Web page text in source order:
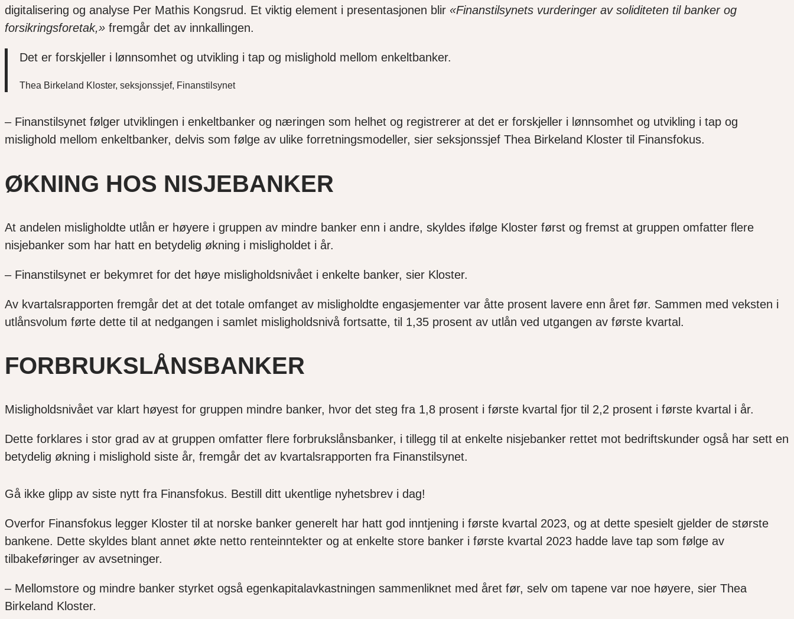
digitalisering og analyse Per Mathis Kongsrud. Et viktig element i presentasjonen blir «Finanstilsynets vurderinger av soliditeten til banker og
forsikringsforetak,» fremgår det av innkallingen.
Det er forskjeller i lønnsomhet og utvikling i tap og mislighold mellom enkeltbanker.
Thea Birkeland Kloster, seksjonssjef, Finanstilsynet
– Finanstilsynet følger utviklingen i enkeltbanker og næringen som helhet og registrerer at det er forskjeller i lønnsomhet og utvikling i tap og
mislighold mellom enkeltbanker, delvis som følge av ulike forretningsmodeller, sier seksjonssjef Thea Birkeland Kloster til Finansfokus.
ØKNING HOS NISJEBANKER
At andelen misligholdte utlån er høyere i gruppen av mindre banker enn i andre, skyldes ifølge Kloster først og fremst at gruppen omfatter flere
nisjebanker som har hatt en betydelig økning i misligholdet i år.
– Finanstilsynet er bekymret for det høye misligholdsnivået i enkelte banker, sier Kloster.
Av kvartalsrapporten fremgår det at det totale omfanget av misligholdte engasjementer var åtte prosent lavere enn året før. Sammen med veksten i
utlånsvolum førte dette til at nedgangen i samlet misligholdsnivå fortsatte, til 1,35 prosent av utlån ved utgangen av første kvartal.
FORBRUKSLÅNSBANKER
Misligholdsnivået var klart høyest for gruppen mindre banker, hvor det steg fra 1,8 prosent i første kvartal fjor til 2,2 prosent i første kvartal i år.
Dette forklares i stor grad av at gruppen omfatter flere forbrukslånsbanker, i tillegg til at enkelte nisjebanker rettet mot bedriftskunder også har sett en
betydelig økning i mislighold siste år, fremgår det av kvartalsrapporten fra Finanstilsynet.
Gå ikke glipp av siste nytt fra Finansfokus. Bestill ditt ukentlige nyhetsbrev i dag!
Overfor Finansfokus legger Kloster til at norske banker generelt har hatt god inntjening i første kvartal 2023, og at dette spesielt gjelder de største
bankene. Dette skyldes blant annet økte netto renteinntekter og at enkelte store banker i første kvartal 2023 hadde lave tap som følge av
tilbakeføringer av avsetninger.
– Mellomstore og mindre banker styrket også egenkapitalavkastningen sammenliknet med året før, selv om tapene var noe høyere, sier Thea
Birkeland Kloster.